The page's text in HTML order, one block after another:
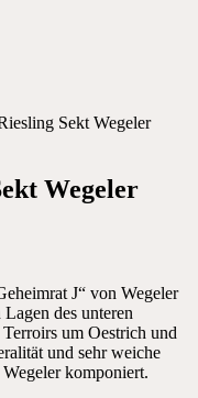
Sekt Wegeler
Wegeler
J“ von Wegeler
des unteren
um Oestrich und
und sehr weiche
komponiert.